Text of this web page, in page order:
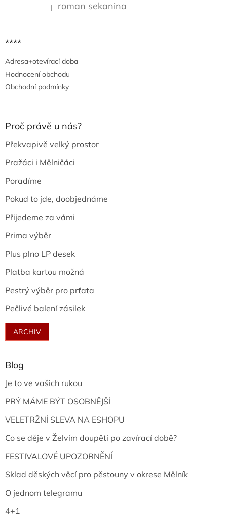
Hodnocení produktu je 5 z 5 hvězdiček.
| roman sekanina
****
Adresa+otevírací doba
Hodnocení obchodu
Obchodní podmínky
Proč právě u nás?
Překvapivě velký prostor
Pražáci i Mělničáci
Poradíme
Pokud to jde, doobjednáme
Přijedeme za vámi
Prima výběr
Plus plno LP desek
Platba kartou možná
Pestrý výběr pro prťata
Pečlivé balení zásilek
ARCHIV
Blog
Je to ve vašich rukou
PRÝ MÁME BÝT OSOBNĚJŠÍ
VELETRŽNÍ SLEVA NA ESHOPU
Co se děje v Želvím doupěti po zavírací době?
FESTIVALOVÉ UPOZORNĚNÍ
Sklad děských věcí pro pěstouny v okrese Mělník
O jednom telegramu
4+1